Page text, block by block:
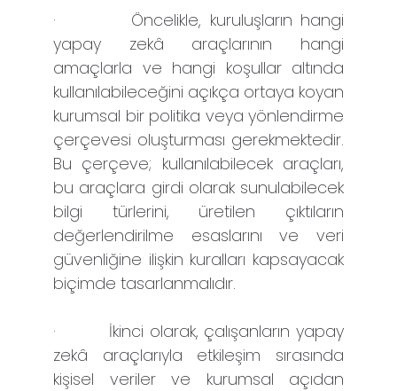
· Öncelikle, kuruluşların hangi
yapay zekâ araçlarının hangi
amaçlarla ve hangi koşullar altında
kullanılabileceğini açıkça ortaya koyan
kurumsal bir politika veya yönlendirme
çerçevesi oluşturması gerekmektedir.
Bu çerçeve; kullanılabilecek araçları,
bu araçlara girdi olarak sunulabilecek
bilgi türlerini, üretilen çıktıların
değerlendirilme esaslarını ve veri
güvenliğine ilişkin kuralları kapsayacak
biçimde tasarlanmalıdır.
· İkinci olarak, çalışanların yapay
zekâ araçlarıyla etkileşim sırasında
kişisel veriler ve kurumsal açıdan